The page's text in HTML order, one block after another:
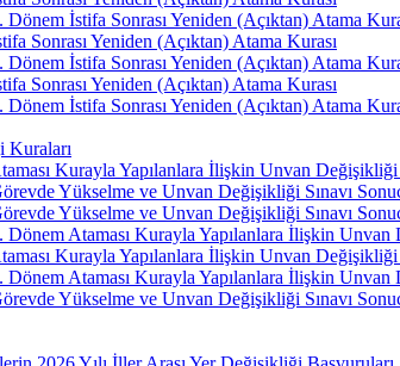
Dönem İstifa Sonrası Yeniden (Açıktan) Atama
Sonrası Yeniden (Açıktan) Atama Kurası
Dönem İstifa Sonrası Yeniden (Açıktan) Atama
Sonrası Yeniden (Açıktan) Atama Kurası
Dönem İstifa Sonrası Yeniden (Açıktan) Atama
Kuraları
Kurayla Yapılanlara İlişkin Unvan
Yükselme ve Unvan Değişikliği Sınavı
Yükselme ve Unvan Değişikliği Sınavı
Dönem Ataması Kurayla Yapılanlara İlişkin
Kurayla Yapılanlara İlişkin Unvan
Dönem Ataması Kurayla Yapılanlara İlişkin
Yükselme ve Unvan Değişikliği Sınavı